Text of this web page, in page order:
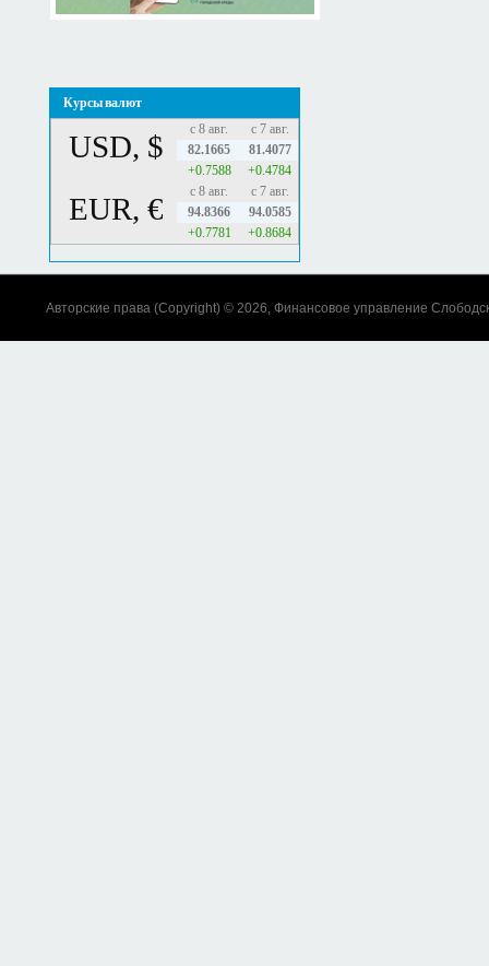
Курсы валют
USD, $ с 8 авг.
с 7 авг.
82.1665
81.4077
+0.7588
+0.4784
EUR, € с 8 авг.
с 7 авг.
94.8366
94.0585
+0.7781
+0.8684
Авторские права (Copyright) © 2026, Финансовое управление